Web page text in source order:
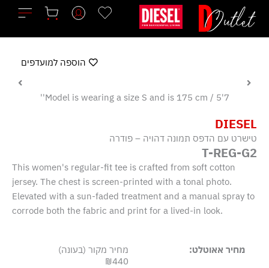
לתוכן
DIESEL
טישרט עם הדפס תמונה דהויה – פודרה
T-REG-G2
This women's regular-fit tee is crafted from soft cotton
jersey. The chest is screen-printed with a tonal photo.
Elevated with a sun-faded treatment and a manual spray to
corrode both the fabric and print for a lived-in look.
מחיר אאוטלט:
מחיר מקור (בעונה)
₪440
הוספה למועדפים
Model is wearing a size S and is 175 cm / 5'7''